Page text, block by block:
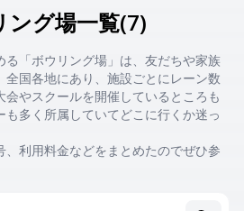
ング場一覧(7)
る「ボウリング場」は、友だちや家族
全国各地にあり、施設ごとにレーン数
やスクールを開催しているところも
多く所属していてどこに行くか迷っ
利用料金などをまとめたのでぜひ参